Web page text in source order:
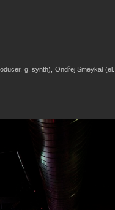
g, synth), Ondřej Smeykal (el.